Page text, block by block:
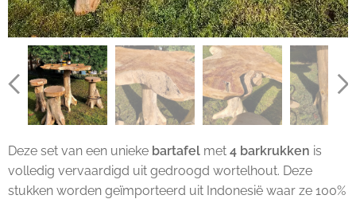
Deze set van een unieke bartafel met 4 barkrukken is
volledig vervaardigd uit gedroogd wortelhout. Deze
stukken worden geïmporteerd uit Indonesië waar ze 100%